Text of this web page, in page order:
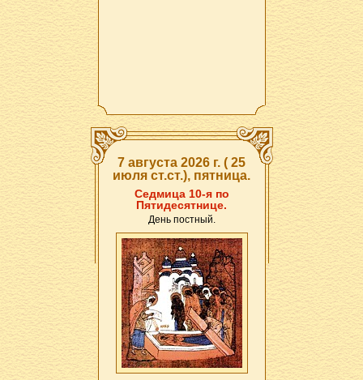
7 августа 2026 г. ( 25
июля ст.ст.), пятница.
Седмица 10-я по
Пятидесятнице.
День постный.